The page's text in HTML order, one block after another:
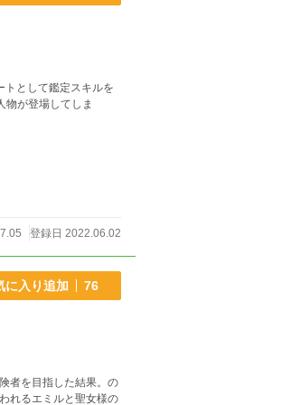
トとして鑑定スキルを
物が登場してしま
登録日 2022.06.02
に入り追加 76
者を目指した結果。の